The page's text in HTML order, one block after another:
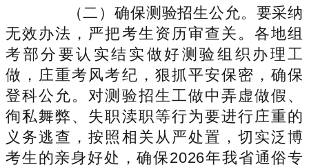
（二）确保测验招生公允。要采纳
无效办法，严把考生资历审查关。各地组
考部分要认实结实做好测验组织办理工
做，庄重考风考纪，狠抓平安保密，确保
登科公允。对测验招生工做中弄虚做假、
徇私舞弊、失职渎职等行为要进行庄重的
义务逃查，按照相关从严处置，切实泛博
考生的亲身好处，确保2026年我省通俗专